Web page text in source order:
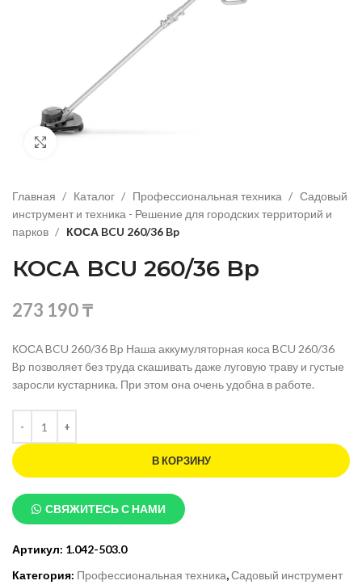
Главная Каталог Профессиональная техника
Садовый
инструмент и техника - Решение для городских территорий и
парков
КОСА BCU 260/36 Bp
КОСА BCU 260/36 Bp
273 190₸
КОСА BCU 260/36 Bp Наша аккумуляторная коса BCU 260/36
Bp позволяет без труда скашивать даже луговую траву и густые
заросли кустарника. При этом она очень удобна в работе.
В КОРЗИНУ
СВЯЖИТЕСЬ С НАМИ
Артикул: 1.042-503.0
Категория: Профессиональная техника,Садовый инструмент